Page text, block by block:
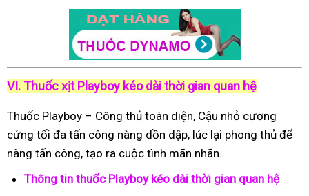
VI. Thuốc xịt Playboy kéo dài thời gian quan hệ
Thuốc Playboy – Công thủ toàn diện, Cậu nhỏ cương
cứng tối đa tấn công nàng dồn dập, lúc lại phong thủ để
nàng tấn công, tạo ra cuộc tình mãn nhãn.
Thông tin thuốc Playboy kéo dài thời gian quan hệ